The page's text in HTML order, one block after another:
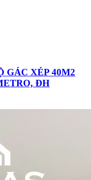
GÁC XÉP 40M2
ĐH